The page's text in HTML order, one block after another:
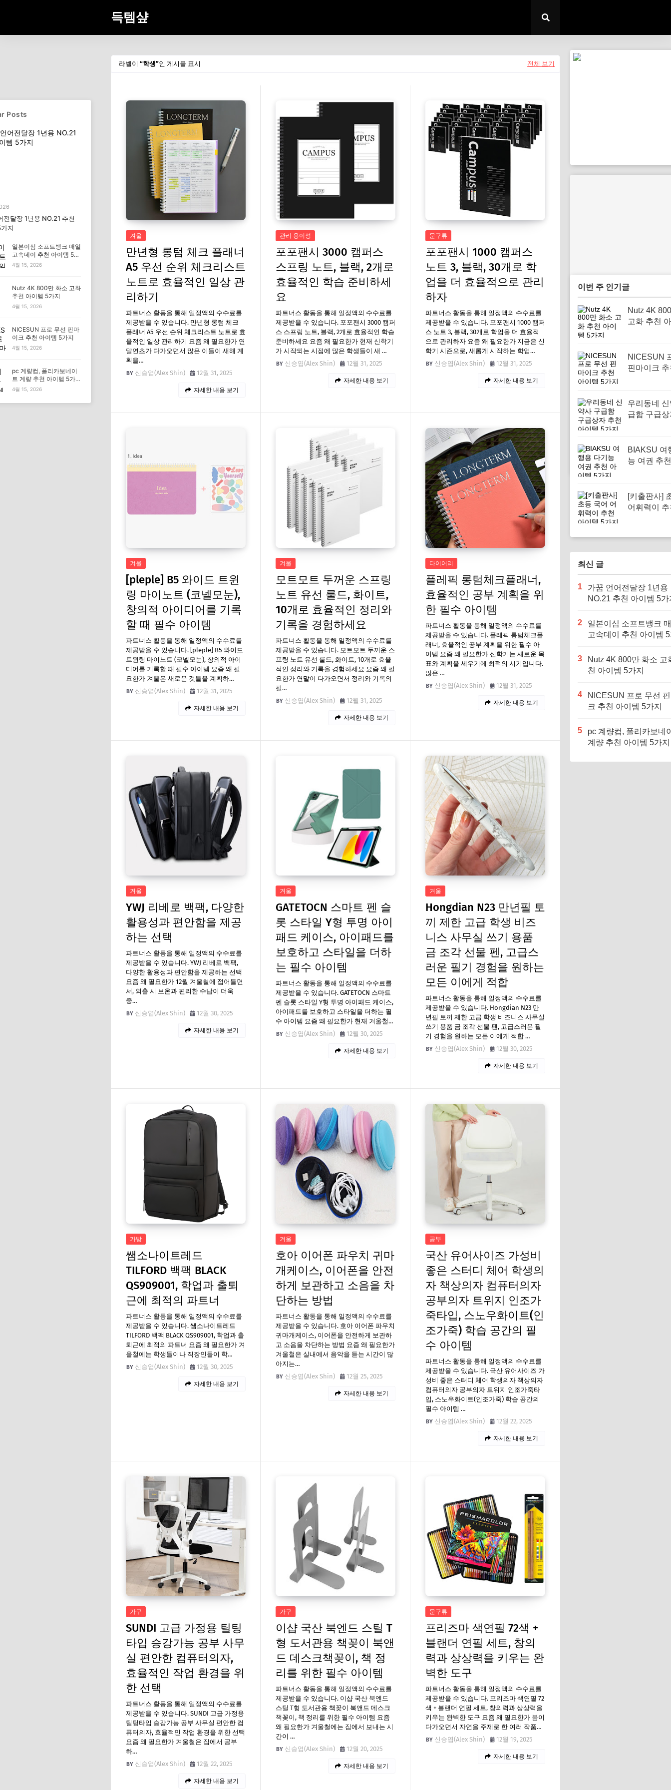
득템샾
라벨이 학생 인 게시물 표시 전체 보기
겨울
만년형 롱텀 체크 플래너
A5 우선 순위 체크리스트
노트로 효율적인 일상 관
리하기
파트너스 활동을 통해 일정액의 수수료를
제공받을 수 있습니다. 만년형 롱텀 체크
플래너 A5 우선 순위 체크리스트 노트로 효
율적인 일상 관리하기 요즘 왜 필요한가 연
말연초가 다가오면서 많은 이들이 새해 계
획을…
신승엽(Alex Shin)
12월 31, 2025
자세한 내용 보기
관리 용이성
포포팬시 3000 캠퍼스
스프링 노트, 블랙, 2개로
효율적인 학습 준비하세
요
파트너스 활동을 통해 일정액의 수수료를
제공받을 수 있습니다. 포포팬시 3000 캠퍼
스 스프링 노트, 블랙, 2개로 효율적인 학습
준비하세요 요즘 왜 필요한가 현재 신학기
가 시작되는 시점에 많은 학생들이 새 …
신승엽(Alex Shin)
12월 31, 2025
자세한 내용 보기
문구류
포포팬시 1000 캠퍼스
노트 3, 블랙, 30개로 학
업을 더 효율적으로 관리
하자
파트너스 활동을 통해 일정액의 수수료를
제공받을 수 있습니다. 포포팬시 1000 캠퍼
스 노트 3, 블랙, 30개로 학업을 더 효율적
으로 관리하자 요즘 왜 필요한가 지금은 신
학기 시즌으로, 새롭게 시작하는 학업…
신승엽(Alex Shin)
12월 31, 2025
자세한 내용 보기
겨울
[pleple] B5 와이드 트윈
링 마이노트 (코넬모눈),
창의적 아이디어를 기록
할 때 필수 아이템
파트너스 활동을 통해 일정액의 수수료를
제공받을 수 있습니다. [pleple] B5 와이드
트윈링 마이노트 (코넬모눈), 창의적 아이
디어를 기록할 때 필수 아이템 요즘 왜 필
요한가 겨울은 새로운 것들을 계획하…
신승엽(Alex Shin)
12월 31, 2025
자세한 내용 보기
겨울
모트모트 두꺼운 스프링
노트 유선 룰드, 화이트,
10개로 효율적인 정리와
기록을 경험하세요
파트너스 활동을 통해 일정액의 수수료를
제공받을 수 있습니다. 모트모트 두꺼운 스
프링 노트 유선 룰드, 화이트, 10개로 효율
적인 정리와 기록을 경험하세요 요즘 왜 필
요한가 연말이 다가오면서 정리와 기록의
필…
신승엽(Alex Shin)
12월 31, 2025
자세한 내용 보기
다이어리
플레픽 롱텀체크플래너,
효율적인 공부 계획을 위
한 필수 아이템
파트너스 활동을 통해 일정액의 수수료를
제공받을 수 있습니다. 플레픽 롱텀체크플
래너, 효율적인 공부 계획을 위한 필수 아
이템 요즘 왜 필요한가 신학기는 새로운 목
표와 계획을 세우기에 최적의 시기입니다.
많은 …
신승엽(Alex Shin)
12월 31, 2025
자세한 내용 보기
겨울
YWJ 리베로 백팩, 다양한
활용성과 편안함을 제공
하는 선택
파트너스 활동을 통해 일정액의 수수료를
제공받을 수 있습니다. YWJ 리베로 백팩,
다양한 활용성과 편안함을 제공하는 선택
요즘 왜 필요한가 12월 겨울철에 접어들면
서, 외출 시 보온과 편리한 수납이 더욱
중…
신승엽(Alex Shin)
12월 30, 2025
자세한 내용 보기
겨울
GATETOCN 스마트 펜 슬
롯 스타일 Y형 투명 아이
패드 케이스, 아이패드를
보호하고 스타일을 더하
는 필수 아이템
파트너스 활동을 통해 일정액의 수수료를
제공받을 수 있습니다. GATETOCN 스마트
펜 슬롯 스타일 Y형 투명 아이패드 케이스,
아이패드를 보호하고 스타일을 더하는 필
수 아이템 요즘 왜 필요한가 현재 겨울철…
신승엽(Alex Shin)
12월 30, 2025
자세한 내용 보기
겨울
Hongdian N23 만년필 토
끼 제한 고급 학생 비즈
니스 사무실 쓰기 용품
금 조각 선물 펜, 고급스
러운 필기 경험을 원하는
모든 이에게 적합
파트너스 활동을 통해 일정액의 수수료를
제공받을 수 있습니다. Hongdian N23 만
년필 토끼 제한 고급 학생 비즈니스 사무실
쓰기 용품 금 조각 선물 펜, 고급스러운 필
기 경험을 원하는 모든 이에게 적합 …
신승엽(Alex Shin)
12월 30, 2025
자세한 내용 보기
가방
쌤소나이트레드
TILFORD 백팩 BLACK
QS909001, 학업과 출퇴
근에 최적의 파트너
파트너스 활동을 통해 일정액의 수수료를
제공받을 수 있습니다. 쌤소나이트레드
TILFORD 백팩 BLACK QS909001, 학업과 출
퇴근에 최적의 파트너 요즘 왜 필요한가 겨
울철에는 학생들이나 직장인들이 학…
신승엽(Alex Shin)
12월 30, 2025
자세한 내용 보기
겨울
호아 이어폰 파우치 귀마
개케이스, 이어폰을 안전
하게 보관하고 소음을 차
단하는 방법
파트너스 활동을 통해 일정액의 수수료를
제공받을 수 있습니다. 호아 이어폰 파우치
귀마개케이스, 이어폰을 안전하게 보관하
고 소음을 차단하는 방법 요즘 왜 필요한가
겨울철은 실내에서 음악을 듣는 시간이 많
아지는…
신승엽(Alex Shin)
12월 25, 2025
자세한 내용 보기
공부
국산 유어사이즈 가성비
좋은 스터디 체어 학생의
자 책상의자 컴퓨터의자
공부의자 트위지 인조가
죽타입, 스노우화이트(인
조가죽) 학습 공간의 필
수 아이템
파트너스 활동을 통해 일정액의 수수료를
제공받을 수 있습니다. 국산 유어사이즈 가
성비 좋은 스터디 체어 학생의자 책상의자
컴퓨터의자 공부의자 트위지 인조가죽타
입, 스노우화이트(인조가죽) 학습 공간의
필수 아이템 …
신승엽(Alex Shin)
12월 22, 2025
자세한 내용 보기
가구
SUNDI 고급 가정용 틸팅
타입 승강가능 공부 사무
실 편안한 컴퓨터의자,
효율적인 작업 환경을 위
한 선택
파트너스 활동을 통해 일정액의 수수료를
제공받을 수 있습니다. SUNDI 고급 가정용
틸팅타입 승강가능 공부 사무실 편안한 컴
퓨터의자, 효율적인 작업 환경을 위한 선택
요즘 왜 필요한가 겨울철은 집에서 공부
하…
신승엽(Alex Shin)
12월 22, 2025
자세한 내용 보기
가구
이샵 국산 북엔드 스틸 T
형 도서관용 책꽂이 북앤
드 데스크책꽂이, 책 정
리를 위한 필수 아이템
파트너스 활동을 통해 일정액의 수수료를
제공받을 수 있습니다. 이샵 국산 북엔드
스틸 T형 도서관용 책꽂이 북앤드 데스크
책꽂이, 책 정리를 위한 필수 아이템 요즘
왜 필요한가 겨울철에는 집에서 보내는 시
간이 …
신승엽(Alex Shin)
12월 20, 2025
자세한 내용 보기
문구류
프리즈마 색연필 72색 +
블랜더 연필 세트, 창의
력과 상상력을 키우는 완
벽한 도구
파트너스 활동을 통해 일정액의 수수료를
제공받을 수 있습니다. 프리즈마 색연필 72
색 + 블랜더 연필 세트, 창의력과 상상력을
키우는 완벽한 도구 요즘 왜 필요한가 봄이
다가오면서 자연을 주제로 한 여러 작품…
신승엽(Alex Shin)
12월 19, 2025
자세한 내용 보기
이번 주 인기글
Nutz 4K
고화 추천
NICESUN
핀마이크
우리동네
급함 구급
BIAKSU 여
능 여권 추
[키출판사]
어휘력이
최신 글
1
가꿈 언어전달장 1년용
NO.21 추천 아이템 5가
2
일본이심 소프트뱅크
고속데이 추천 아이템
3
Nutz 4K 800만 화소 고
천 아이템 5가지
4
NICESUN 프로 무선
크 추천 아이템 5가지
5
pc 계량컵, 폴리카보네
계량 추천 아이템 5가지
Posts
전달장 1년용 NO.21 추천
지
일본이심 소프트뱅크 매일
고속데이 추천 아이템 5가
지
4월 15, 2026
Nutz 4K 800만 화소 고화
추천 아이템 5가지
4월 15, 2026
NICESUN 프로 무선 핀마
이크 추천 아이템 5가지
4월 15, 2026
pc 계량컵, 폴리카보네이
트 계량 추천 아이템 5가
지
4월 15, 2026